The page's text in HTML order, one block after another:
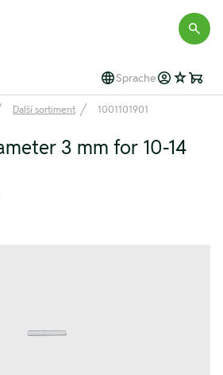
Sprache
Další sortiment 1001101901
3 mm for 10-14